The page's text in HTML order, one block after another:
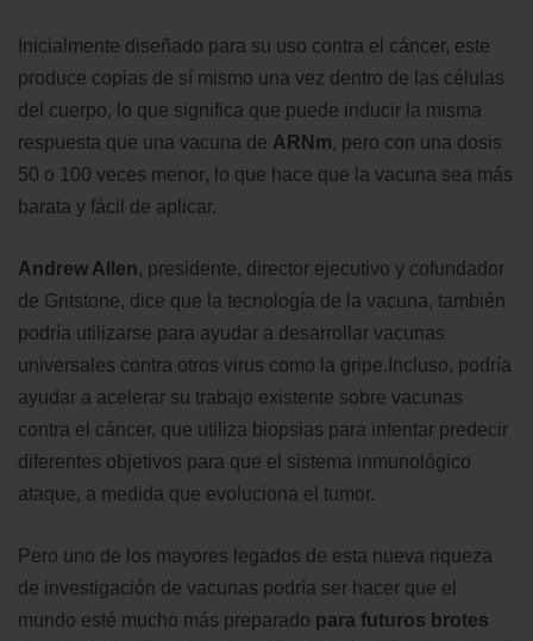
Inicialmente diseñado para su uso contra el cáncer, este
produce copias de sí mismo una vez dentro de las células
del cuerpo, lo que significa que puede inducir la misma
respuesta que una vacuna de ARNm, pero con una dosis
50 o 100 veces menor, lo que hace que la vacuna sea más
barata y fácil de aplicar.
Andrew Allen, presidente, director ejecutivo y cofundador
de Gritstone, dice que la tecnología de la vacuna, también
podría utilizarse para ayudar a desarrollar vacunas
universales contra otros virus como la gripe.Incluso, podría
ayudar a acelerar su trabajo existente sobre vacunas
contra el cáncer, que utiliza biopsias para intentar predecir
diferentes objetivos para que el sistema inmunológico
ataque, a medida que evoluciona el tumor.
Pero uno de los mayores legados de esta nueva riqueza
de investigación de vacunas podría ser hacer que el
mundo esté mucho más preparado para futuros brotes